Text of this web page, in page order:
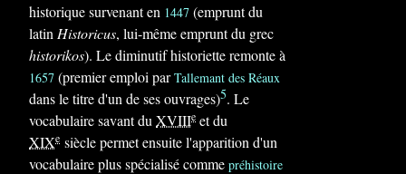
historique survenant en 1447 (emprunt du
latin Historicus, lui-même emprunt du grec
historikos). Le diminutif historiette remonte à
1657 (premier emploi parTallemant des Réaux
dans le titre d'un de ses ouvrages)5. Le
vocabulaire savant du XVIIIe et du
XIXe siècle permet ensuite l'apparition d'un
vocabulaire plus spécialisé comme préhistoire